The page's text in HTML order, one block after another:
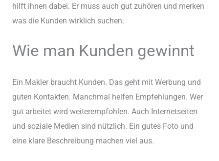
hilft ihnen dabei. Er muss auch gut zuhören und merken
was die Kunden wirklich suchen.
Wie man Kunden gewinnt
Ein Makler braucht Kunden. Das geht mit Werbung und
guten Kontakten. Manchmal helfen Empfehlungen. Wer
gut arbeitet wird weiterempfohlen. Auch Internetseiten
und soziale Medien sind nützlich. Ein gutes Foto und
eine klare Beschreibung machen viel aus.